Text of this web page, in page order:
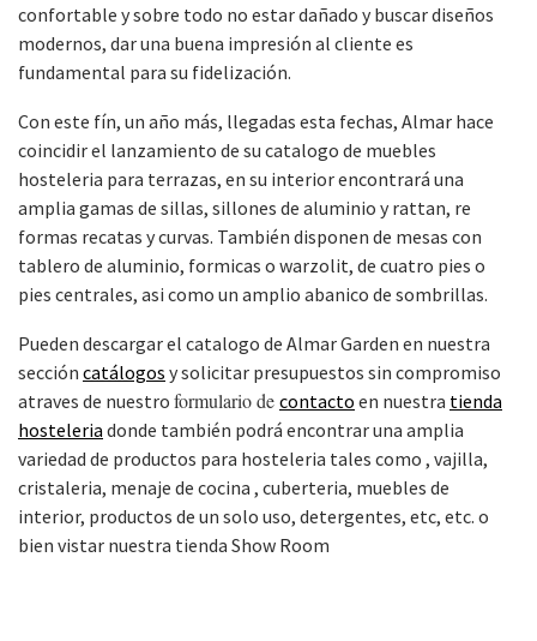
confortable y sobre todo no estar dañado y buscar diseños
modernos, dar una buena impresión al cliente es
fundamental para su fidelización.
Con este fín, un año más, llegadas esta fechas, Almar hace
coincidir el lanzamiento de su catalogo de muebles
hosteleria para terrazas, en su interior encontrará una
amplia gamas de sillas, sillones de aluminio y rattan, re
formas recatas y curvas. También disponen de mesas con
tablero de aluminio, formicas o warzolit, de cuatro pies o
pies centrales, asi como un amplio abanico de sombrillas.
Pueden descargar el catalogo de Almar Garden en nuestra
sección catálogos y solicitar presupuestos sin compromiso
atraves de nuestro formulario de contacto en nuestra tienda
hosteleria donde también podrá encontrar una amplia
variedad de productos para hosteleria tales como , vajilla,
cristaleria, menaje de cocina , cuberteria, muebles de
interior, productos de un solo uso, detergentes, etc, etc. o
bien vistar nuestra tienda Show Room